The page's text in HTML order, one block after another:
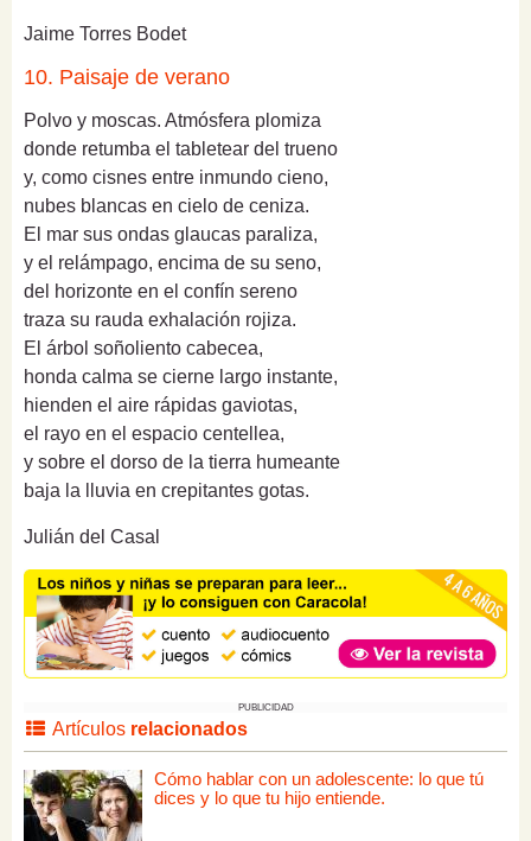
Jaime Torres Bodet
10. Paisaje de verano
Polvo y moscas. Atmósfera plomiza
donde retumba el tabletear del trueno
y, como cisnes entre inmundo cieno,
nubes blancas en cielo de ceniza.
El mar sus ondas glaucas paraliza,
y el relámpago, encima de su seno,
del horizonte en el confín sereno
traza su rauda exhalación rojiza.
El árbol soñoliento cabecea,
honda calma se cierne largo instante,
hienden el aire rápidas gaviotas,
el rayo en el espacio centellea,
y sobre el dorso de la tierra humeante
baja la lluvia en crepitantes gotas.
Julián del Casal
PUBLICIDAD
Artículos relacionados
Cómo hablar con un adolescente: lo que tú
dices y lo que tu hijo entiende.